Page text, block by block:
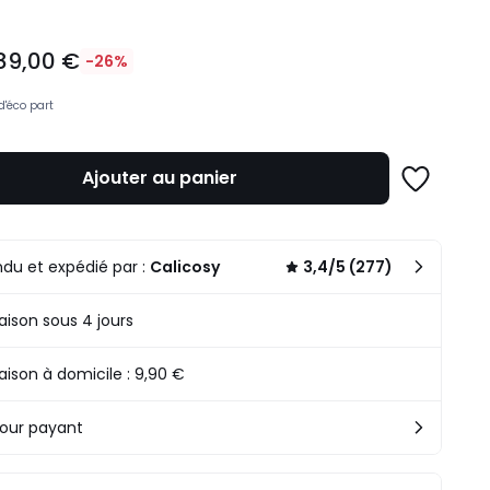
€ -26%
part
Ajouter au panier
Ajouter
et expédié par : Calicosy 3,4/5 (277)
sous 4 jours
à domicile : 9,90 €
payant